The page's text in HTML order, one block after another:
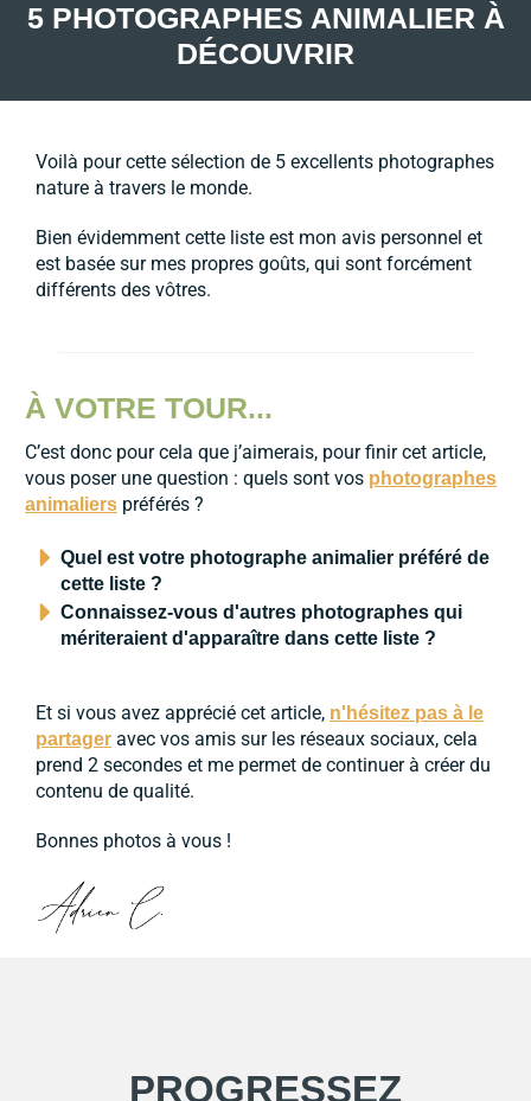
5 PHOTOGRAPHES ANIMALIER À
DÉCOUVRIR
Voilà pour cette sélection de 5 excellents photographes
nature à travers le monde.
Bien évidemment cette liste est mon avis personnel et
est basée sur mes propres goûts, qui sont forcément
différents des vôtres.
À VOTRE TOUR...
C’est donc pour cela que j’aimerais, pour finir cet article,
vous poser une question : quels sont vos photographes
animaliers préférés ?
Quel est votre photographe animalier préféré de
cette liste ?
Connaissez-vous d'autres photographes qui
mériteraient d'apparaître dans cette liste ?
Et si vous avez apprécié cet article, n'hésitez pas à le
partager avec vos amis sur les réseaux sociaux, cela
prend 2 secondes et me permet de continuer à créer du
contenu de qualité.
Bonnes photos à vous !
PROGRESSEZ